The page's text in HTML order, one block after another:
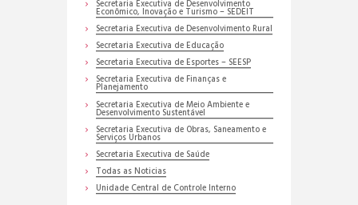
Secretaria Executiva de Desenvolvimento
Econômico, Inovação e Turismo – SEDEIT
Secretaria Executiva de Desenvolvimento Rural
Secretaria Executiva de Educação
Secretaria Executiva de Esportes – SEESP
Secretaria Executiva de Finanças e
Planejamento
Secretaria Executiva de Meio Ambiente e
Desenvolvimento Sustentável
Secretaria Executiva de Obras, Saneamento e
Serviços Urbanos
Secretaria Executiva de Saúde
Todas as Noticias
Unidade Central de Controle Interno